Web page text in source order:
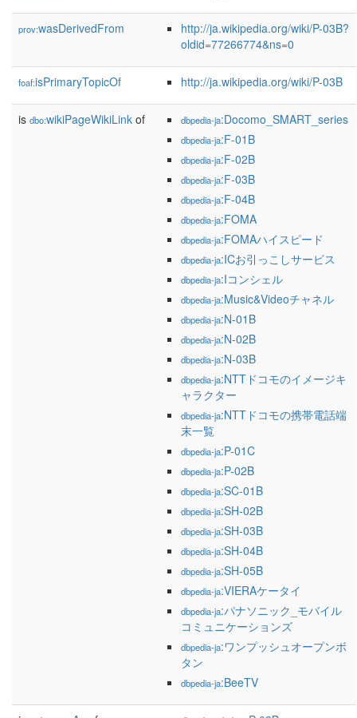
prov:wasDerivedFrom
http://ja.wikipedia.org/wiki/P-03B?
oldid=77266774&ns=0
foaf:isPrimaryTopicOf http://ja.wikipedia.org/wiki/P-03B
is dbo:wikiPageWikiLink of dbpedia-ja:Docomo_SMART_series
dbpedia-ja:F-01B
dbpedia-ja:F-02B
dbpedia-ja:F-03B
dbpedia-ja:F-04B
dbpedia-ja:FOMA
dbpedia-ja:FOMAハイスピード
dbpedia-ja:ICお引っこしサービス
dbpedia-ja:Iコンシェル
dbpedia-ja:Music&Videoチャネル
dbpedia-ja:N-01B
dbpedia-ja:N-02B
dbpedia-ja:N-03B
dbpedia-ja:NTTドコモのイメージキ
ャラクター
dbpedia-ja:NTTドコモの携帯電話端
末一覧
dbpedia-ja:P-01C
dbpedia-ja:P-02B
dbpedia-ja:SC-01B
dbpedia-ja:SH-02B
dbpedia-ja:SH-03B
dbpedia-ja:SH-04B
dbpedia-ja:SH-05B
dbpedia-ja:VIERAケータイ
dbpedia-ja:パナソニック_モバイル
コミュニケーションズ
dbpedia-ja:ワンプッシュオープンボ
タン
dbpedia-ja:BeeTV